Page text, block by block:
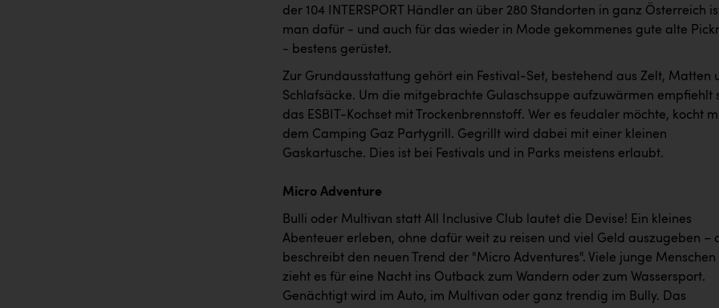
der 104 INTERSPORT Händler an über 280 Standorten in ganz Österreich
man dafür - und auch für das wieder in Mode gekommenes gute alte
- bestens gerüstet.
Zur Grundausstattung gehört ein Festival-Set, bestehend aus Zelt, Matten
Schlafsäcke. Um die mitgebrachte Gulaschsuppe aufzuwärmen empfiehlt
das ESBIT-Kochset mit Trockenbrennstoff. Wer es feudaler möchte, kocht
dem Camping Gaz Partygrill. Gegrillt wird dabei mit einer kleinen
Gaskartusche. Dies ist bei Festivals und in Parks meistens erlaubt.
Micro Adventure
Bulli oder Multivan statt All Inclusive Club lautet die Devise! Ein kleines
Abenteuer erleben, ohne dafür weit zu reisen und viel Geld auszugeben –
beschreibt den neuen Trend der "Micro Adventures". Viele junge Menschen
zieht es für eine Nacht ins Outback zum Wandern oder zum Wassersport.
Genächtigt wird im Auto, im Multivan oder ganz trendig im Bully. Das